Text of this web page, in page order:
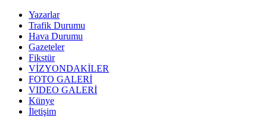
Yazarlar
Trafik Durumu
Hava Durumu
Gazeteler
Fikstür
VİZYONDAKİLER
FOTO GALERİ
VIDEO GALERİ
Künye
İletişim